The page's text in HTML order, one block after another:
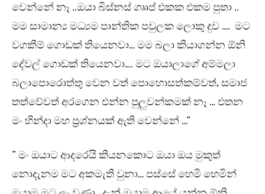
වෙන්නේ නෑ ..ඔයා බිස්නස් ගෲප් එකක එකම පුතා ..
මම සාමාන්‍ය මධ්‍යම පාන්තික පවුලක ලොකු දුව …. මට
වගකීම් ගොඩක් තියෙනවා… මම බලා කියාගන්න ඕනි
දේවල් ගොඩක් තියෙනවා…. මට ඔයාලාගේ අම්මලා
බලාපොරොත්තු වෙන වත් පොහොසත්කම්වත්, සමාජ
තත්වේවත් අරගෙන එන්න පුලුවන්කමක් නෑ … එතන
මං හින්දා මහ ප්‍රශ්නයක් ඇති වෙන්නේ …”
” මං ඔයාට ආදරෙයි කියනකොට ඔයා ඔය මුකුත්
නොදැනම මට අකමැති වුනා… පස්සේ හෙමි හෙමින්